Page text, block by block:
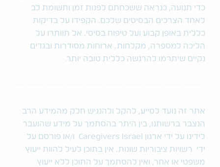
כדי תנועה, כנראה ששכחתם לפנות זמן ותשומת לב
לאחד הצרכים הבסיסים שלכם. הקפידו על בדיקות
כללית באופן קבוע ועל טיפוח בסיסי. אל תוותרו על
הליכה למספרה, מקלחות, ארוחות מסודרות ובגדים
נקיים שיתרמו להרגשה כללית טובה יותר.
אתר זה נועד לסייע, להקל ולהנגיש חלק מהמידע הרב
הנצבר ברשותנו, בין היתר בהסתמך על מידע שהועבר
לידינו על ידי ארגון Caregivers Israel ו/או פורסם על
ידי רשויות ציבוריות שונות. אין בתוכן לעיל להוות ייעוץ
משפטי או אחר, ואין להסתמך על התוכן ללא ייעוץ